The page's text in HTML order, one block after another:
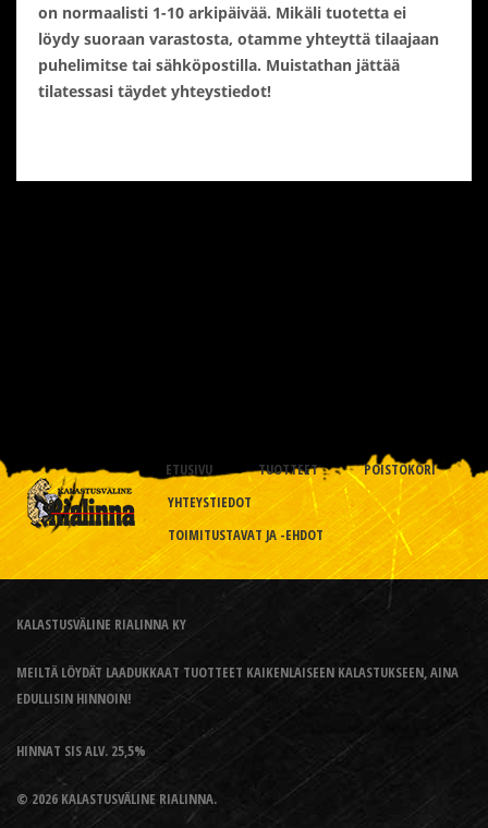
on normaalisti 1-10 arkipäivää. Mikäli tuotetta ei
löydy suoraan varastosta, otamme yhteyttä tilaajaan
puhelimitse tai sähköpostilla. Muistathan jättää
tilatessasi täydet yhteystiedot!
ETUSIVU TUOTTEET
POISTOKORI
YHTEYSTIEDOT
TOIMITUSTAVAT JA -EHDOT
KALASTUSVÄLINE RIALINNA KY
MEILTÄ LÖYDÄT LAADUKKAAT TUOTTEET KAIKENLAISEEN KALASTUKSEEN, AINA
EDULLISIN HINNOIN!
HINNAT SIS ALV. 25,5%
© 2026 KALASTUSVÄLINE RIALINNA.